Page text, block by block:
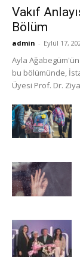
Vakıf
Bölüm
admin - Eylül 17,
Ayla Ağabegüm'ün
bu bölümünde,
Üyesi Prof. Dr.